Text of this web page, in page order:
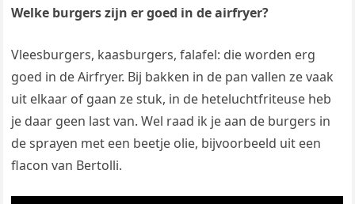
Welke burgers zijn er goed in de airfryer?
Vleesburgers, kaasburgers, falafel: die worden erg
goed in de Airfryer. Bij bakken in de pan vallen ze vaak
uit elkaar of gaan ze stuk, in de heteluchtfriteuse heb
je daar geen last van. Wel raad ik je aan de burgers in
de sprayen met een beetje olie, bijvoorbeeld uit een
flacon van Bertolli.